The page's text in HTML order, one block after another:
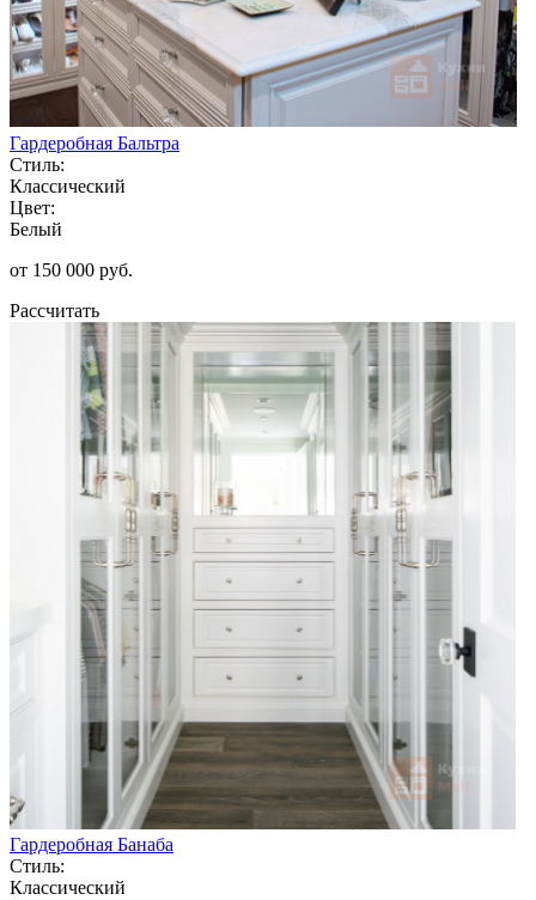
Гардеробная Бальтра
Стиль:
Классический
Цвет:
Белый
от 150 000 руб.
Рассчитать
Гардеробная Банаба
Стиль:
Классический